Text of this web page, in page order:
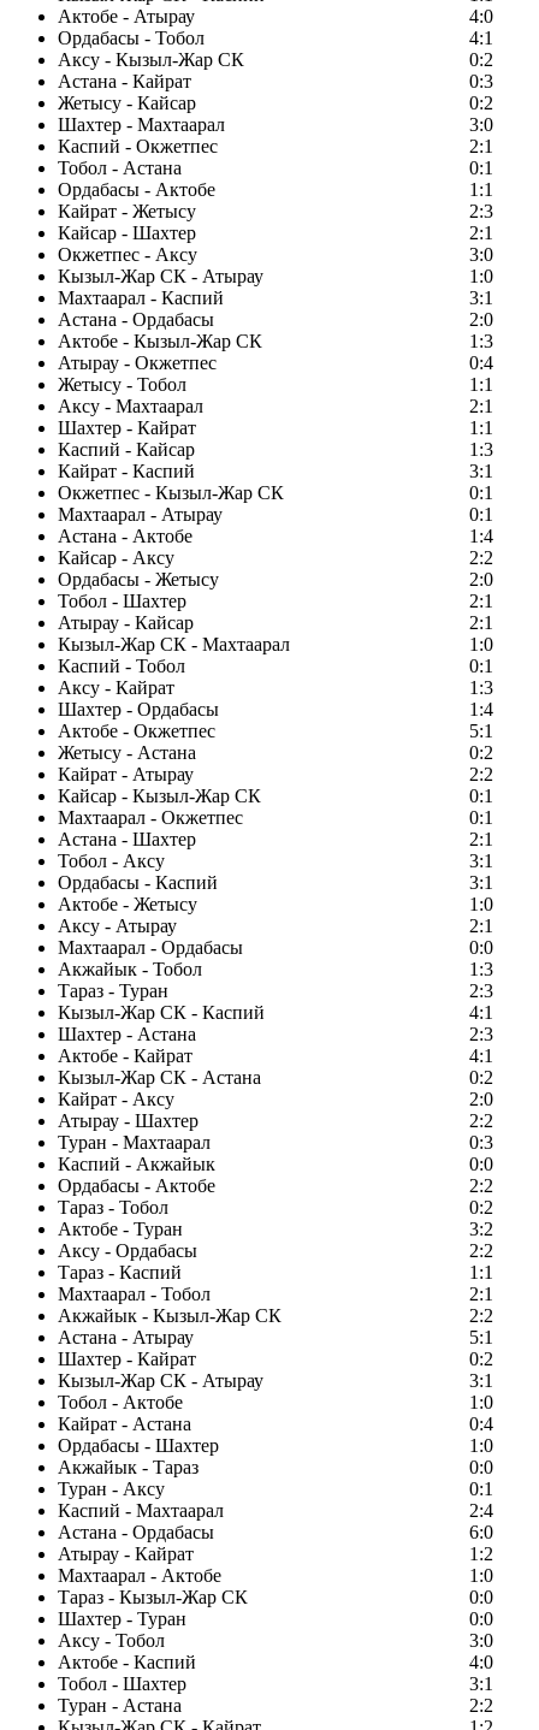
Актобе - Атырау
4:0
Ордабасы - Тобол
4:1
Аксу - Кызыл-Жар СК
0:2
Астана - Кайрат
0:3
Жетысу - Кайсар
0:2
Шахтер - Махтаарал
3:0
Каспий - Окжетпес
2:1
Тобол - Астана
0:1
Ордабасы - Актобе
1:1
Кайрат - Жетысу
2:3
Кайсар - Шахтер
2:1
Окжетпес - Аксу
3:0
Кызыл-Жар СК - Атырау
1:0
Махтаарал - Каспий
3:1
Астана - Ордабасы
2:0
Актобе - Кызыл-Жар СК
1:3
Атырау - Окжетпес
0:4
Жетысу - Тобол
1:1
Аксу - Махтаарал
2:1
Шахтер - Кайрат
1:1
Каспий - Кайсар
1:3
Кайрат - Каспий
3:1
Окжетпес - Кызыл-Жар СК
0:1
Махтаарал - Атырау
0:1
Астана - Актобе
1:4
Кайсар - Аксу
2:2
Ордабасы - Жетысу
2:0
Тобол - Шахтер
2:1
Атырау - Кайсар
2:1
Кызыл-Жар СК - Махтаарал
1:0
Каспий - Тобол
0:1
Аксу - Кайрат
1:3
Шахтер - Ордабасы
1:4
Актобе - Окжетпес
5:1
Жетысу - Астана
0:2
Кайрат - Атырау
2:2
Кайсар - Кызыл-Жар СК
0:1
Махтаарал - Окжетпес
0:1
Астана - Шахтер
2:1
Тобол - Аксу
3:1
Ордабасы - Каспий
3:1
Актобе - Жетысу
1:0
Аксу - Атырау
2:1
Махтаарал - Ордабасы
0:0
Акжайык - Тобол
1:3
Тараз - Туран
2:3
Кызыл-Жар СК - Каспий
4:1
Шахтер - Астана
2:3
Актобе - Кайрат
4:1
Кызыл-Жар СК - Астана
0:2
Кайрат - Аксу
2:0
Атырау - Шахтер
2:2
Туран - Махтаарал
0:3
Каспий - Акжайык
0:0
Ордабасы - Актобе
2:2
Тараз - Тобол
0:2
Актобе - Туран
3:2
Аксу - Ордабасы
2:2
Тараз - Каспий
1:1
Махтаарал - Тобол
2:1
Акжайык - Кызыл-Жар СК
2:2
Астана - Атырау
5:1
Шахтер - Кайрат
0:2
Кызыл-Жар СК - Атырау
3:1
Тобол - Актобе
1:0
Кайрат - Астана
0:4
Ордабасы - Шахтер
1:0
Акжайык - Тараз
0:0
Туран - Аксу
0:1
Каспий - Махтаарал
2:4
Астана - Ордабасы
6:0
Атырау - Кайрат
1:2
Махтаарал - Актобе
1:0
Тараз - Кызыл-Жар СК
0:0
Шахтер - Туран
0:0
Аксу - Тобол
3:0
Актобе - Каспий
4:0
Тобол - Шахтер
3:1
Туран - Астана
2:2